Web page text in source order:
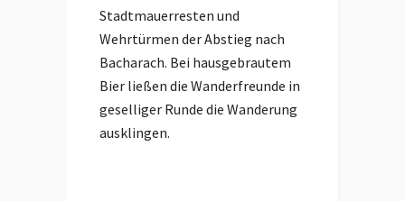
Stadtmauerresten und
Wehrtürmen der Abstieg nach
Bacharach. Bei hausgebrautem
Bier ließen die Wanderfreunde in
geselliger Runde die Wanderung
ausklingen.